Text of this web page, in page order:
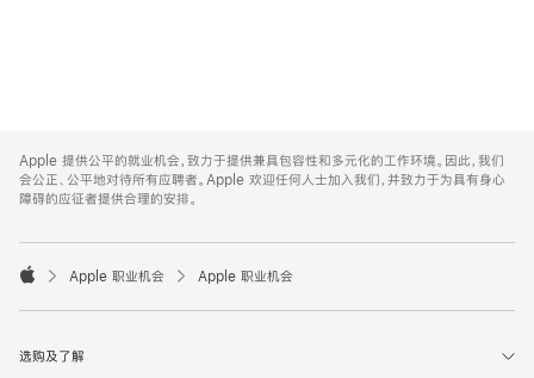
Footer
Apple 提供公平的就业机会，致力于提供兼具包容性和多元化的工作环境。因此，我们
会公正、公平地对待所有应聘者。Apple 欢迎任何人士加入我们，并致力于为具有身心
障碍的应征者提供合理的安排。

Apple 职业机会 Apple 职业机会
选购及了解